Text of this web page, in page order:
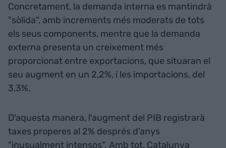
Concretament, la demanda interna es mantindrà
"sòlida", amb increments més moderats de tots
els seus components, mentre que la demanda
externa presenta un creixement més
proporcionat entre exportacions, que situaran el
seu augment en un 2,2%, i les importacions, del
3,3%.
D'aquesta manera, l'augment del PIB registrarà
taxes properes al 2% després d'anys
"inusualment intensos". Amb tot, Catalunya